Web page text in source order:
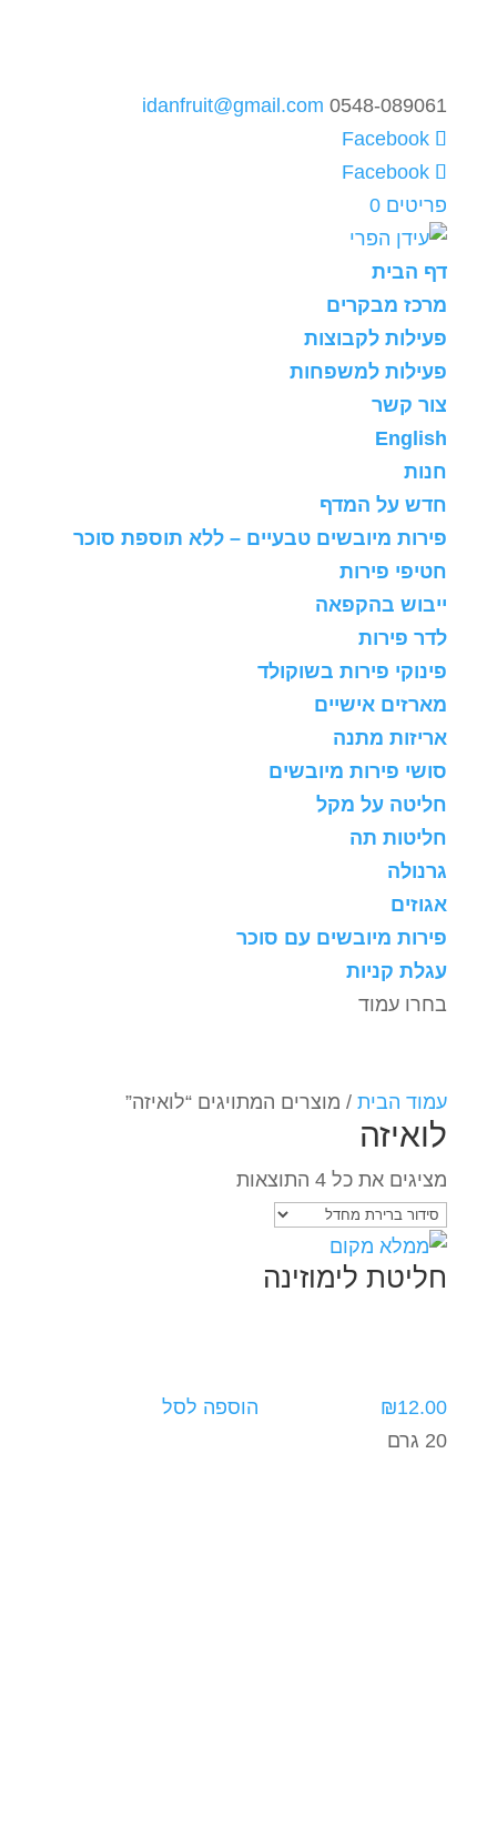
0548-089061
idanfruit@gmail.com
פריטים 0
דף הבית
מרכז מבקרים
פעילות לקבוצות
פעילות למשפחות
צור קשר
English
חנות
חדש על המדף
פירות מיובשים טבעיים – ללא תוספת סוכר
חטיפי פירות
ייבוש בהקפאה
לדר פירות
פינוקי פירות בשוקולד
מארזים אישיים
אריזות מתנה
סושי פירות מיובשים
חליטה על מקל
חליטות תה
גרנולה
אגוזים
פירות מיובשים עם סוכר
עגלת קניות
בחרו עמוד
עמוד הבית/ מוצרים המתויגים “לואיזה”
לואיזה
מציגים את כל ⁦4⁩ התוצאות
חליטת לימוזינה
₪12.00
הוספה לסל
20 גרם